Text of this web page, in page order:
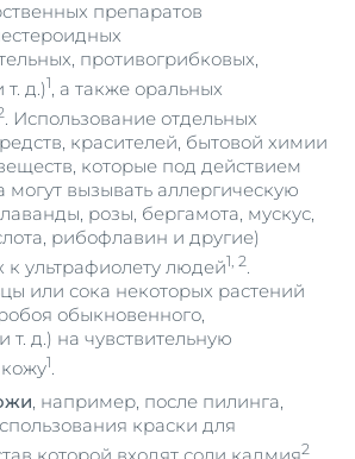
препаратов
противогрибковых,
д.)1, а также оральных
. Использование отдельных
красителей, бытовой химии
которые под действием
могут вызывать аллергическую
розы, бергамота, мускус,
рибофлавин и другие)
к ультрафиолету людей1, 2.
или сока некоторых растений
обыкновенного,
т. д.) на чувствительную
1.
, например, после пилинга,
краски для
2